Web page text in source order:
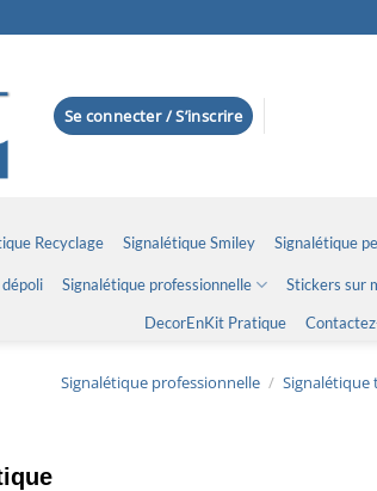
Se connecter / S’inscrire
Recyclage Signalétique Smiley Signalétique
Signalétique professionnelle Stickers sur
DecorEnKit Pratique
Signalétique professionnelle / Signalétique